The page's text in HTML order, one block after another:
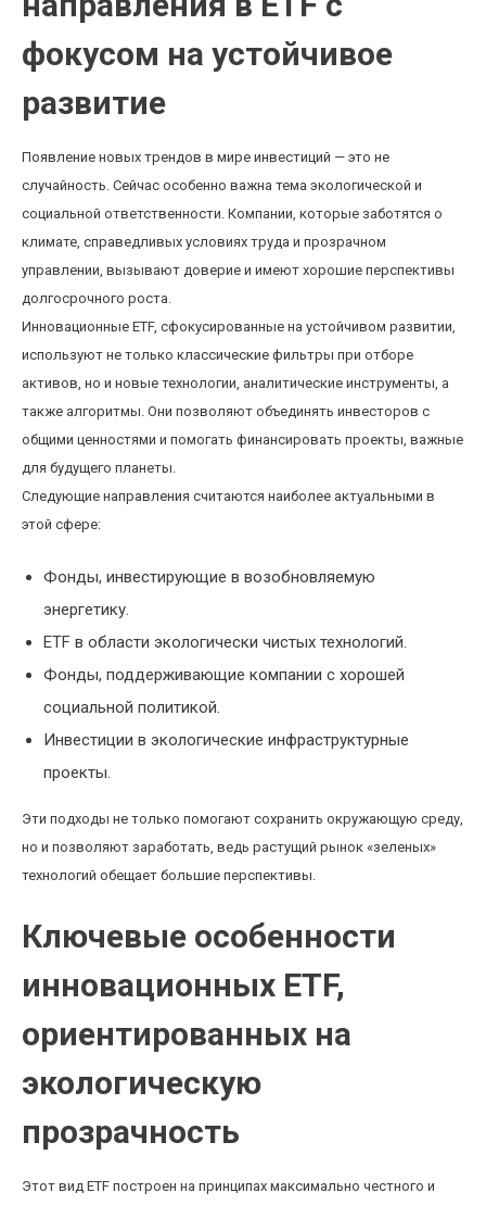
фокусом на устойчивое
развитие
Появление новых трендов в мире инвестиций — это не
случайность. Сейчас особенно важна тема экологической и
социальной ответственности. Компании, которые заботятся о
климате, справедливых условиях труда и прозрачном
управлении, вызывают доверие и имеют хорошие перспективы
долгосрочного роста.
Инновационные ETF, сфокусированные на устойчивом развитии,
используют не только классические фильтры при отборе
активов, но и новые технологии, аналитические инструменты, а
также алгоритмы. Они позволяют объединять инвесторов с
общими ценностями и помогать финансировать проекты, важные
для будущего планеты.
Следующие направления считаются наиболее актуальными в
этой сфере:
Фонды, инвестирующие в возобновляемую
энергетику.
ETF в области экологически чистых технологий.
Фонды, поддерживающие компании с хорошей
социальной политикой.
Инвестиции в экологические инфраструктурные
проекты.
Эти подходы не только помогают сохранить окружающую среду,
но и позволяют заработать, ведь растущий рынок «зеленых»
технологий обещает большие перспективы.
Ключевые особенности
инновационных ETF,
ориентированных на
экологическую
прозрачность
Этот вид ETF построен на принципах максимально честного и